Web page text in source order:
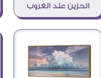
الحزين عند الغروب